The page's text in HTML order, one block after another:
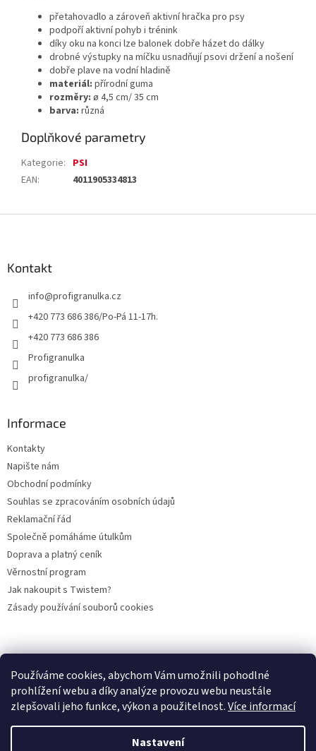
Používáme cookies, abychom Vám umožnili pohodlné
prohlížení webu a díky analýze provozu webu neustále
zlepšovali jeho funkce, výkon a použitelnost.Více informací
Nastavení
přetahovadlo a zároveň aktivní hračka pro psy
podpoří aktivní pohyb i trénink
díky oku na konci lze balonek dobře házet do dálky
drobné výstupky na míčku usnadňují psovi držení a nošení
dobře plave na vodní hladině
materiál: přírodní guma
rozměry: ø 4,5 cm/ 35 cm
barva: různá
Doplňkové parametry
Kategorie: PSI
EAN: 4011905334813
Kontakt
info@profigranulka.cz
+420 773 686 386/Po-Pá 11-17h.
+420 773 686 386
Profigranulka
profigranulka/
Informace
Kontakty
Napište nám
Obchodní podmínky
Souhlas se zpracováním osobních údajů
Reklamační řád
Společně pomáháme útulkům
Doprava a platný ceník
Věrnostní program
Jak nakoupit s Twistem?
Zásady používání souborů cookies